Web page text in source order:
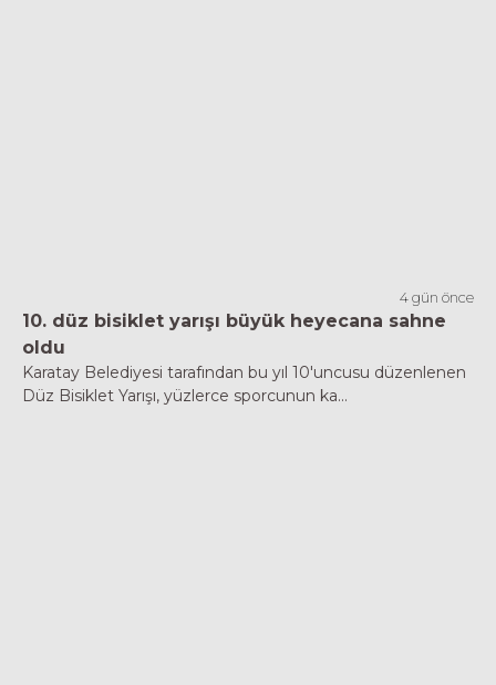
4 gün önce
10. düz bisiklet yarışı büyük heyecana sahne
oldu
Karatay Belediyesi tarafından bu yıl 10'uncusu düzenlenen
Düz Bisiklet Yarışı, yüzlerce sporcunun ka...